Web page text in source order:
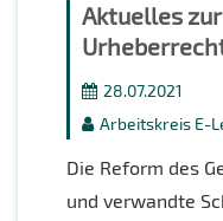
Aktuelles
28.07.2021
Arbeitskreis E-
Die Reform des
und verwandte